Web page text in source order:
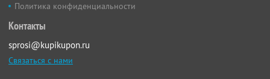
Политика конфиденциальности
Контакты
sprosi@kupikupon.ru
Связаться с нами